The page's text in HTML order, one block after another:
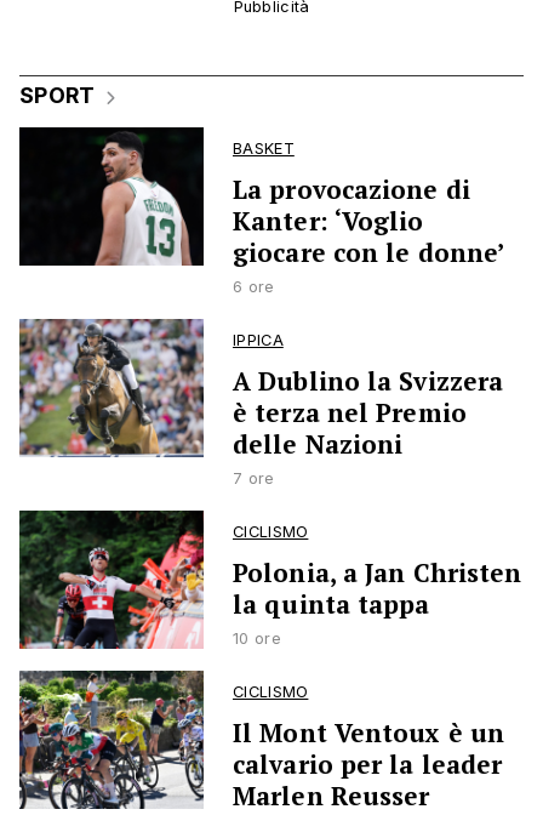
SPORT
BASKET
La provocazione di
Kanter: ‘Voglio
giocare con le donne’
6 ore
IPPICA
A Dublino la Svizzera
è terza nel Premio
delle Nazioni
7 ore
CICLISMO
Polonia, a Jan Christen
la quinta tappa
10 ore
CICLISMO
Il Mont Ventoux è un
calvario per la leader
Marlen Reusser